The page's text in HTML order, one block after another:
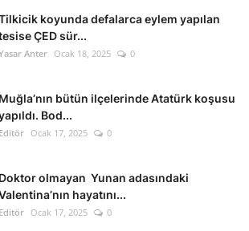
koyunda defalarca eylem yapılan
ÇED sür...
Anter Ocak 18, 2025 0
Muğla’nın bütün ilçelerinde Atatürk koşusu
Bod...
Editör Ocak 17, 2025 0
Doktor olmayan Yunan adasındaki
hayatını...
Editör Ocak 17, 2025 0